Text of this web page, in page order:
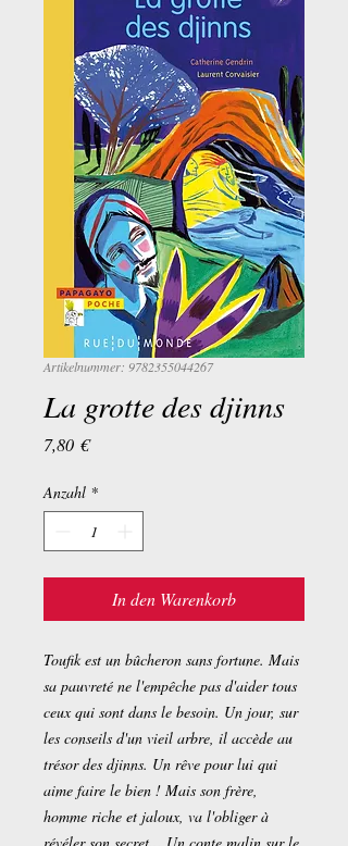
Artikelnummer: 9782355044267
La grotte des djinns
7,80 €Preis
Anzahl *
In den Warenkorb
Toufik est un bûcheron sans fortune. Mais
sa pauvreté ne l'empêche pas d'aider tous
ceux qui sont dans le besoin. Un jour, sur
les conseils d'un vieil arbre, il accède au
trésor des djinns. Un rêve pour lui qui
aime faire le bien ! Mais son frère,
homme riche et jaloux, va l'obliger à